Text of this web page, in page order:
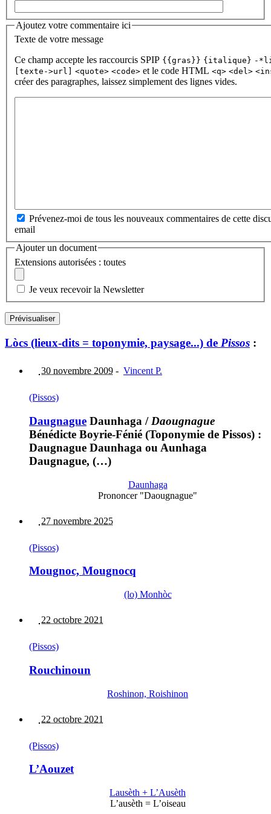
Ajoutez votre commentaire ici
Texte de votre message
Ce champ accepte les raccourcis SPIP {{gras}} {italique} -
[texte->url]
<quote> <code> et le code HTML <q> <del>
créer des paragraphes, laissez simplement des lignes vides.
Prévenez-moi de tous les nouveaux commentaires de cette
email
Ajouter un document
Extensions autorisées : toutes
Je veux recevoir la Newsletter
Lòcs (lieux-dits = toponymie, paysage...) de Pissos :
30 novembre 2009 - Vincent P.
(Pissos)
Daugnague Daunhaga / Daougnague
Bénédicte Boyrie-Fénié (Toponymie de Pissos) :
Daugnague Daunhaga ou Aunhaga
Daugnague, (…)
Daunhaga
Prononcer "Daougnague"
27 novembre 2025
(Pissos)
Mougnoc, Mougnocq
(lo) Monhòc
22 octobre 2021
(Pissos)
Rouchinoun
Roshinon, Roishinon
22 octobre 2021
(Pissos)
L’Aouzet
Lausèth + L’Ausèth
L’ausèth = L’oiseau